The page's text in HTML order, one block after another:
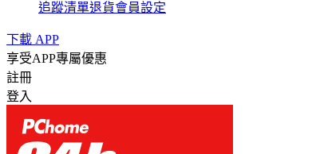
追蹤清單退貨會員設定
下載 APP
享受APP專屬優惠
註冊
登入